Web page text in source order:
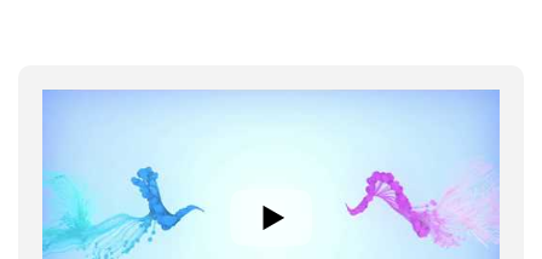
01:01